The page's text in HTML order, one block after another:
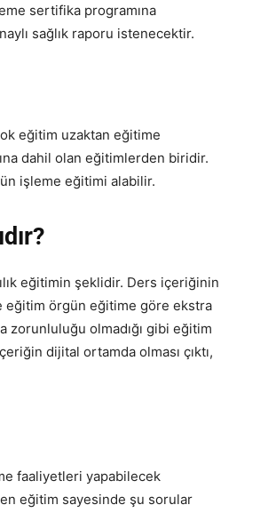
sertifika programına
sağlık raporu istenecektir.
eğitim uzaktan eğitime
dahil olan eğitimlerden biridir.
işleme eğitimi alabilir.
eğitimin şeklidir. Ders içeriğinin
eğitim örgün eğitime göre ekstra
zorunluluğu olmadığı gibi eğitim
dijital ortamda olması çıktı,
faaliyetleri yapabilecek
eğitim sayesinde şu sorular